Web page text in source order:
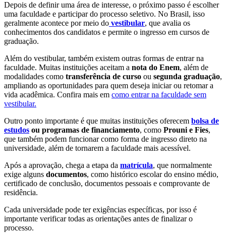
Depois de definir uma área de interesse, o próximo passo é escolher
uma faculdade e participar do processo seletivo. No Brasil, isso
geralmente acontece por meio do vestibular, que avalia os
conhecimentos dos candidatos e permite o ingresso em cursos de
graduação.
Além do vestibular, também existem outras formas de entrar na
faculdade. Muitas instituições aceitam a nota do Enem, além de
modalidades como transferência de curso ou segunda graduação,
ampliando as oportunidades para quem deseja iniciar ou retomar a
vida acadêmica. Confira mais em como entrar na faculdade sem
vestibular.
Outro ponto importante é que muitas instituições oferecem bolsa de
estudos ou programas de financiamento, como Prouni e Fies,
que também podem funcionar como forma de ingresso direto na
universidade, além de tornarem a faculdade mais acessível.
Após a aprovação, chega a etapa da matrícula, que normalmente
exige alguns documentos, como histórico escolar do ensino médio,
certificado de conclusão, documentos pessoais e comprovante de
residência.
Cada universidade pode ter exigências específicas, por isso é
importante verificar todas as orientações antes de finalizar o
processo.